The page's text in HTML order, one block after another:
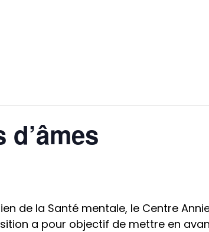
de la Santé mentale, le Centre
a pour objectif de mettre en